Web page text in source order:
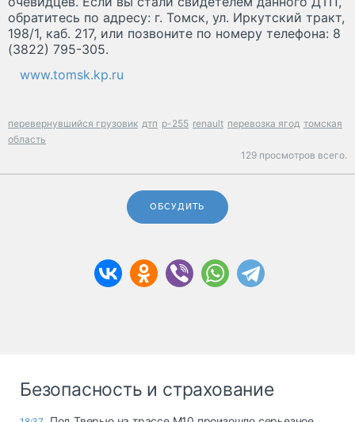
обратитесь по адресу: г. Томск, ул. Иркутский тракт,
198/1, каб. 217, или позвоните по номеру телефона: 8
(3822) 795-305.
www.tomsk.kp.ru
перевернувшийся грузовик дтп р-255 renault перевозка ягод томская
область
129 просмотров всего.
ОБСУДИТЬ
Безопасность и страхование